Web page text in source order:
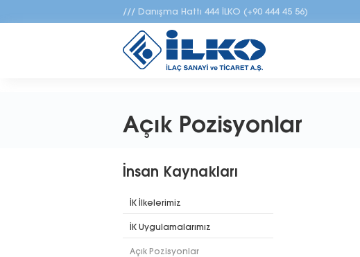
/// Danışma Hattı 444 İLKO (+90 444 45 56)
Açık Pozisyonlar
İnsan Kaynakları
İK İlkelerimiz
İK Uygulamalarımız
Açık Pozisyonlar